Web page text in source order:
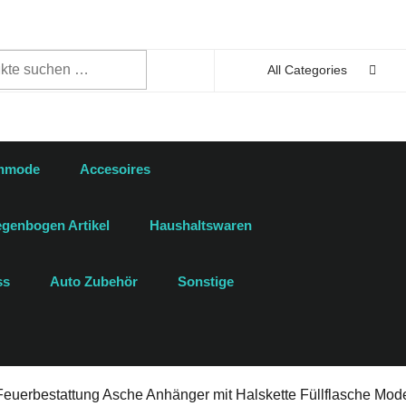
All Categories
Accesoires
Artikel Haushaltswaren
Auto Zubehör Sonstige
Asche Anhänger mit Halskette Füllflasche